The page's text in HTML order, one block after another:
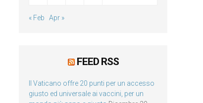
« Feb Apr »
FEED RSS
Il Vaticano offre 20 punti per un accesso
giusto ed universale ai vaccini, per un